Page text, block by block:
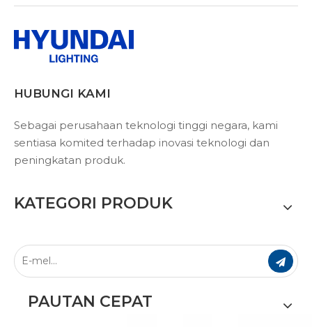
HUBUNGI KAMI
Sebagai perusahaan teknologi tinggi negara, kami
sentiasa komited terhadap inovasi teknologi dan
peningkatan produk.
KATEGORI PRODUK
PAUTAN CEPAT